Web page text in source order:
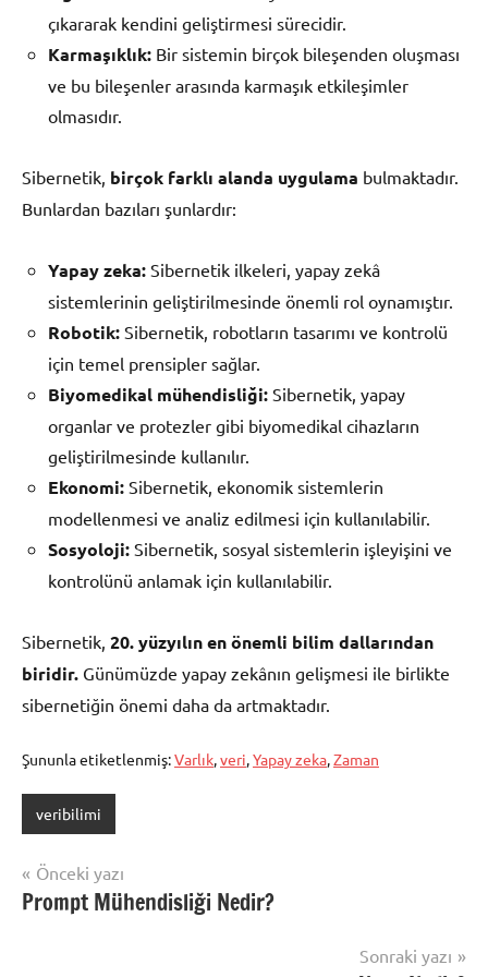
çıkararak kendini geliştirmesi sürecidir.
Karmaşıklık: Bir sistemin birçok bileşenden oluşması
ve bu bileşenler arasında karmaşık etkileşimler
olmasıdır.
Sibernetik, birçok farklı alanda uygulama bulmaktadır.
Bunlardan bazıları şunlardır:
Yapay zeka: Sibernetik ilkeleri, yapay zekâ
sistemlerinin geliştirilmesinde önemli rol oynamıştır.
Robotik: Sibernetik, robotların tasarımı ve kontrolü
için temel prensipler sağlar.
Biyomedikal mühendisliği: Sibernetik, yapay
organlar ve protezler gibi biyomedikal cihazların
geliştirilmesinde kullanılır.
Ekonomi: Sibernetik, ekonomik sistemlerin
modellenmesi ve analiz edilmesi için kullanılabilir.
Sosyoloji: Sibernetik, sosyal sistemlerin işleyişini ve
kontrolünü anlamak için kullanılabilir.
Sibernetik, 20. yüzyılın en önemli bilim dallarından
biridir. Günümüzde yapay zekânın gelişmesi ile birlikte
sibernetiğin önemi daha da artmaktadır.
Şununla etiketlenmiş:Varlık,veri,Yapay zeka,Zaman
veribilimi
Yazı
gezinmesi
Önceki yazı
Prompt Mühendisliği Nedir?
Sonraki yazı